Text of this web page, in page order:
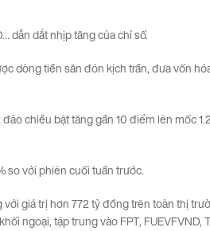
dẫn dắt nhịp tăng của chỉ số.
dòng tiền săn đón kịch trần, đưa vốn
chiều bật tăng gần 10 điểm lên mốc
so với phiên cuối tuần trước.
giá trị hơn 772 tỷ đồng trên toàn thị
ngoại, tập trung vào FPT, FUEVFVND,